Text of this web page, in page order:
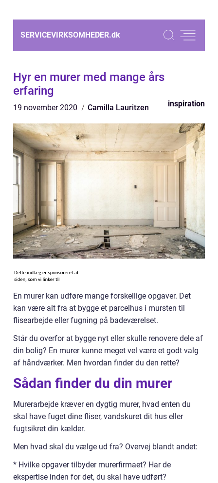
SERVICEVIRKSOMHEDER.dk
Hyr en murer med mange års
erfaring
19 november 2020 Camilla Lauritzen inspiration
En murer kan udføre mange forskellige opgaver. Det
kan være alt fra at bygge et parcelhus i mursten til
flisearbejde eller fugning på badeværelset.
Står du overfor at bygge nyt eller skulle renovere dele af
din bolig? En murer kunne meget vel være et godt valg
af håndværker. Men hvordan finder du den rette?
Sådan finder du din murer
Murerarbejde kræver en dygtig murer, hvad enten du
skal have fuget dine fliser, vandskuret dit hus eller
fugtsikret din kælder.
Men hvad skal du vælge ud fra? Overvej blandt andet:
* Hvilke opgaver tilbyder murerfirmaet? Har de
ekspertise inden for det, du skal have udført?